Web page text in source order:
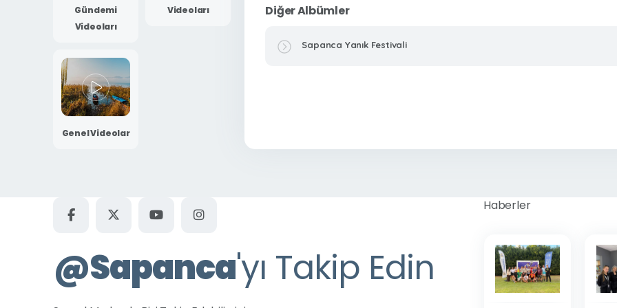
Gündemi
Videoları
Videoları
Genel Videolar
Diğer Albümler
Sapanca Yanık Festivali
@Sapanca'yı Takip Edin
Haberler